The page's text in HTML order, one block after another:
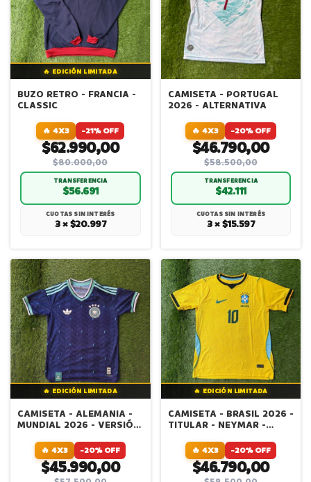
🔥 EDICIÓN LIMITADA
BUZO RETRO - FRANCIA -
CLASSIC
🔥 4X3 -21% OFF
$62.990,00
$80.000,00
TRANSFERENCIA
$56.691
CUOTAS SIN INTERÉS
3 × $20.997
CAMISETA - PORTUGAL
2026 - ALTERNATIVA
🔥 4X3 -20% OFF
$46.790,00
$58.500,00
TRANSFERENCIA
$42.111
CUOTAS SIN INTERÉS
3 × $15.597
🔥 EDICIÓN LIMITADA
CAMISETA - ALEMANIA -
MUNDIAL 2026 - VERSIÓN
🔥 4X3 -20% OFF
$45.990,00
🔥 EDICIÓN LIMITADA
CAMISETA - BRASIL 2026 -
TITULAR - NEYMAR -
IMPORTADA
🔥 4X3 -20% OFF
$46.790,00